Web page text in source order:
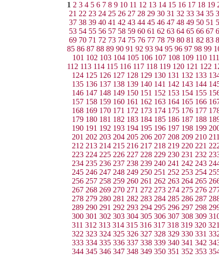
1 2 3 4 5 6 7 8 9 10 11 12 13 14 15 16 17 18 19
21 22 23 24 25 26 27 28 29 30 31 32 33 34 35
37 38 39 40 41 42 43 44 45 46 47 48 49 50 51
53 54 55 56 57 58 59 60 61 62 63 64 65 66 67
69 70 71 72 73 74 75 76 77 78 79 80 81 82 83
85 86 87 88 89 90 91 92 93 94 95 96 97 98 99
101 102 103 104 105 106 107 108 109 110 111
112 113 114 115 116 117 118 119 120 121 122
124 125 126 127 128 129 130 131 132 133
135 136 137 138 139 140 141 142 143 144
146 147 148 149 150 151 152 153 154 155
157 158 159 160 161 162 163 164 165 166
168 169 170 171 172 173 174 175 176 177
179 180 181 182 183 184 185 186 187 188
190 191 192 193 194 195 196 197 198 199
201 202 203 204 205 206 207 208 209 210
212 213 214 215 216 217 218 219 220 221
223 224 225 226 227 228 229 230 231 232
234 235 236 237 238 239 240 241 242 243
245 246 247 248 249 250 251 252 253 254
256 257 258 259 260 261 262 263 264 265
267 268 269 270 271 272 273 274 275 276
278 279 280 281 282 283 284 285 286 287
289 290 291 292 293 294 295 296 297 298
300 301 302 303 304 305 306 307 308 309
311 312 313 314 315 316 317 318 319 320
322 323 324 325 326 327 328 329 330 331
333 334 335 336 337 338 339 340 341 342
344 345 346 347 348 349 350 351 352 353